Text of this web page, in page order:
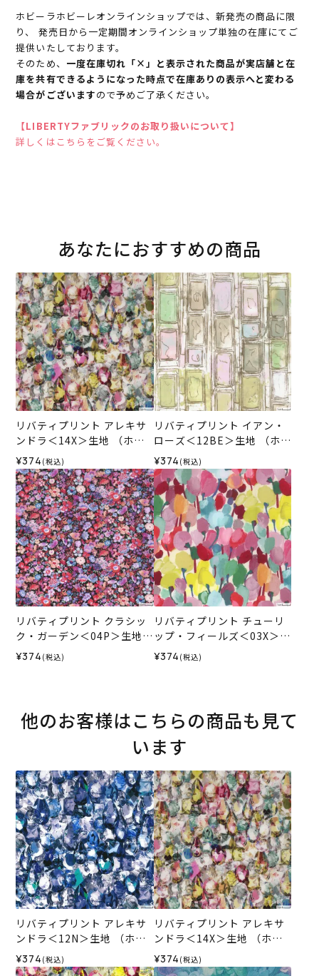
ホビーラホビーレオンラインショップでは、新発売の商品に限
り、 発売日から一定期間オンラインショップ単独の在庫にてご
提供いたしております。
そのため、 一度在庫切れ「×」と表示された商品が実店舗と在
庫を共有できるようになった時点で在庫ありの表示へと変わる
場合がございますので予めご了承ください。
【LIBERTYファブリックのお取り扱いについて】
詳しくはこちらをご覧ください。
あなたにおすすめの商品
リバティプリント アレキサ
ンドラ＜14X＞生地 （ホビ
ーラホビーレオリジナル）2
026SS
¥374 (税込)
リバティプリント イアン・
ローズ＜12BE＞生地 （ホビ
ーラホビーレオリジナル）2
026SS
¥374 (税込)
リバティプリント クラシッ
ク・ガーデン＜04P＞生地
（ホビーラホビーレオリジ
ナル）2026SS
¥374 (税込)
リバティプリント チューリ
ップ・フィールズ＜03X＞生
地 （ホビーラホビーレオリ
ジナル）2026SS
¥374 (税込)
他のお客様はこちらの商品も見て
います
リバティプリント アレキサ
ンドラ＜12N＞生地 （ホビ
ーラホビーレオリジナル）2
025AW
¥374 (税込)
リバティプリント アレキサ
ンドラ＜14X＞生地 （ホビ
ーラホビーレオリジナル）2
026SS
¥374 (税込)